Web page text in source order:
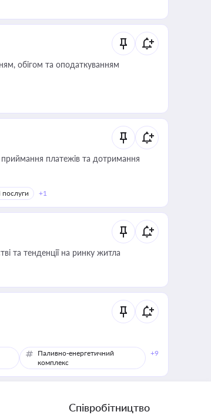
обігом та оподаткуванням
послуги +1
та тенденції на ринку житла
Паливно-енергетичний
комплекс
+9
Співробітництво